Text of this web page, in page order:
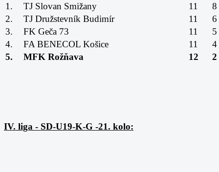
1.
TJ Slovan Smižany 11
8
2.
TJ Družstevník Budimír 11
6
3.
FK Geča 73 11
5
4.
FA BENECOL Košice 11
4
5.
MFK Rožňava 12 2
IV. liga - SD-U19-K-G -21. kolo: